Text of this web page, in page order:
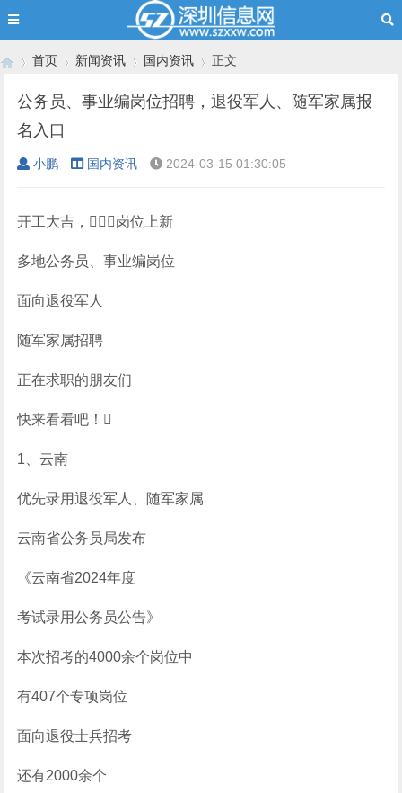
›
首页
›
新闻资讯 国内资讯 正文
公务员、事业编岗位招聘，退役军人、随军家属报
名入口
小鹏 国内资讯 2024-03-15 01:30:05
开工大吉，岗位上新
多地公务员、事业编岗位
面向退役军人
随军家属招聘
正在求职的朋友们
快来看看吧！
1、云南
优先录用退役军人、随军家属
云南省公务员局发布
《云南省2024年度
考试录用公务员公告》
本次招考的4000余个岗位中
有407个专项岗位
面向退役士兵招考
还有2000余个